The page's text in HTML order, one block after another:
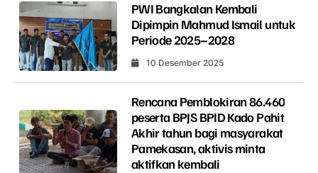
PWI Bangkalan Kembali
Dipimpin Mahmud Ismail untuk
Periode 2025–2028
10 Desember 2025
Rencana Pemblokiran 86.460
peserta BPJS BPID Kado Pahit
Akhir tahun bagi masyarakat
Pamekasan, aktivis minta
aktifkan kembali